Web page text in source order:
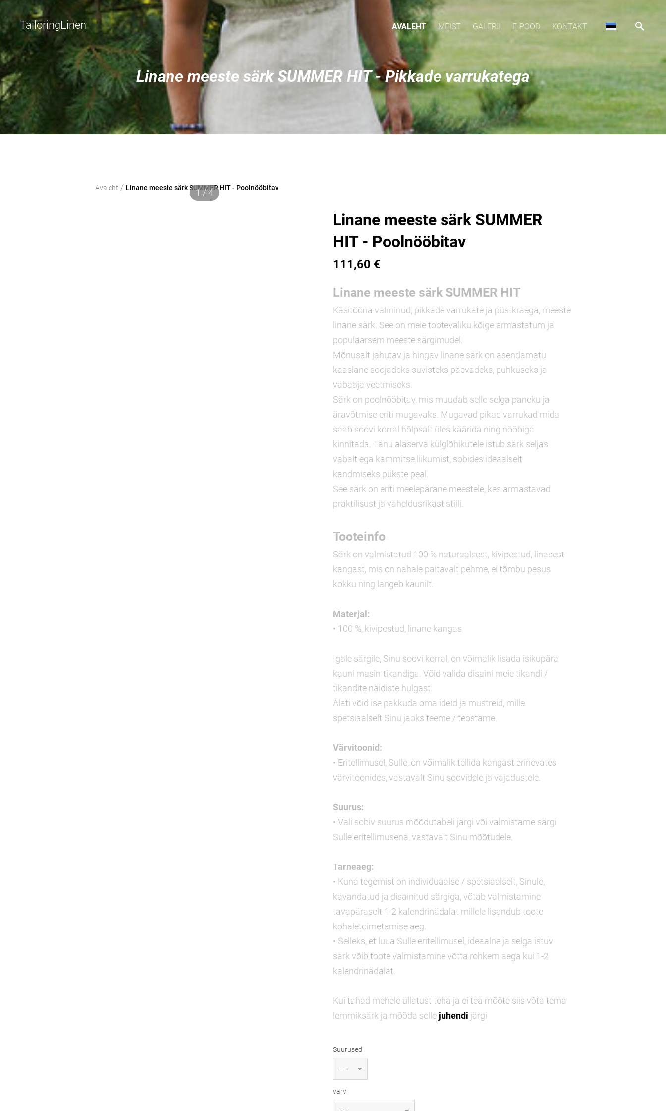
TailoringLinen AVALEHT MEIST GALERII E-POOD KONTAKT
Linane meeste särk SUMMER HIT - Pikkade varrukatega
Avaleht / Linane meeste särk SUMMER HIT - Poolnööbitav
1 / 4
Linane meeste särk SUMMER
HIT - Poolnööbitav
111,60 €
Linane meeste särk SUMMER HIT
Käsitööna valminud, pikkade varrukate ja püstkraega, meeste
linane särk. See on meie tootevaliku kõige armastatum ja
populaarsem meeste särgimudel.
Mõnusalt jahutav ja hingav linane särk on asendamatu
kaaslane soojadeks suvisteks päevadeks, puhkuseks ja
vabaaja veetmiseks.
Särk on poolnööbitav, mis muudab selle selga paneku ja
äravõtmise eriti mugavaks. Mugavad pikad varrukad mida
saab soovi korral hõlpsalt üles käärida ning nööbiga
kinnitada. Tänu alaserva külglõhikutele istub särk seljas
vabalt ega kammitse liikumist, sobides ideaalselt
kandmiseks pükste peal.
See särk on eriti meelepärane meestele, kes armastavad
praktilisust ja vaheldusrikast stiili.
Tooteinfo
Särk on valmistatud 100 % naturaalsest, kivipestud, linasest
kangast, mis on nahale paitavalt pehme, ei tõmbu pesus
kokku ning langeb kaunilt.
Materjal:
• 100 %, kivipestud, linane kangas
Igale särgile, Sinu soovi korral, on võimalik lisada isikupära
kauni masin-tikandiga. Võid valida disaini meie tikandi /
tikandite näidiste hulgast.
Alati võid ise pakkuda oma ideid ja mustreid, mille
spetsiaalselt Sinu jaoks teeme / teostame.
Värvitoonid:
• Eritellimusel, Sulle, on võimalik tellida kangast erinevates
värvitoonides, vastavalt Sinu soovidele ja vajadustele.
Suurus:
• Vali sobiv suurus mõõdutabeli järgi või valmistame särgi
Sulle eritellimusena, vastavalt Sinu mõõtudele.
Tarneaeg:
• Kuna tegemist on individuaalse / spetsiaalselt, Sinule,
kavandatud ja disainitud särgiga, võtab valmistamine
tavapäraselt 1-2 kalendrinädalat millele lisandub toote
kohaletoimetamise aeg.
• Selleks, et luua Sulle eritellimusel, ideaalne ja selga istuv
särk võib toote valmistamine võtta rohkem aega kui 1-2
kalendrinädalat.
Kui tahad mehele üllatust teha ja ei tea mõõte siis võta tema
lemmiksärk ja mõõda selle juhendi järgi
Suurused
värv